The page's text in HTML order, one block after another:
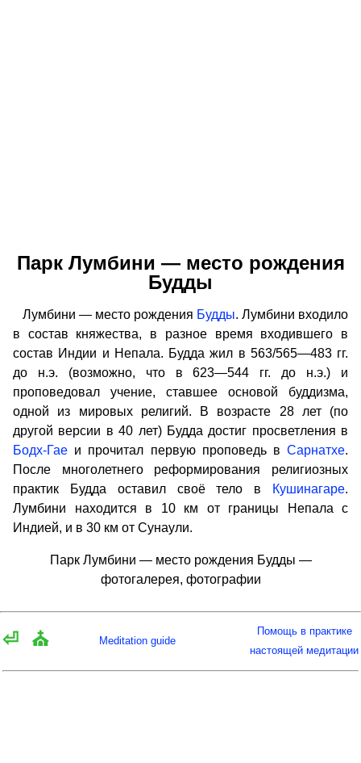
Парк Лумбини — место рождения
Будды
Лумбини — место рождения Будды. Лумбини входило
в состав княжества, в разное время входившего в
состав Индии и Непала. Будда жил в 563/565—483 гг.
до н.э. (возможно, что в 623—544 гг. до н.э.) и
проповедовал учение, ставшее основой буддизма,
одной из мировых религий. В возрасте 28 лет (по
другой версии в 40 лет) Будда достиг просветления в
Бодх-Гае и прочитал первую проповедь в Сарнатхе.
После многолетнего реформирования религиозных
практик Будда оставил своё тело в
Кушинагаре.
Лумбини находится в 10 км от границы Непала с
Индией, и в 30 км от Сунаули.
Парк Лумбини — место рождения Будды —
фотогалерея, фотографии
⏎ ⛪ Meditation guide
Помощь в практике
настоящей медитации